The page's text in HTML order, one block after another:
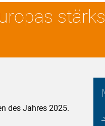
des Jahres 2025.